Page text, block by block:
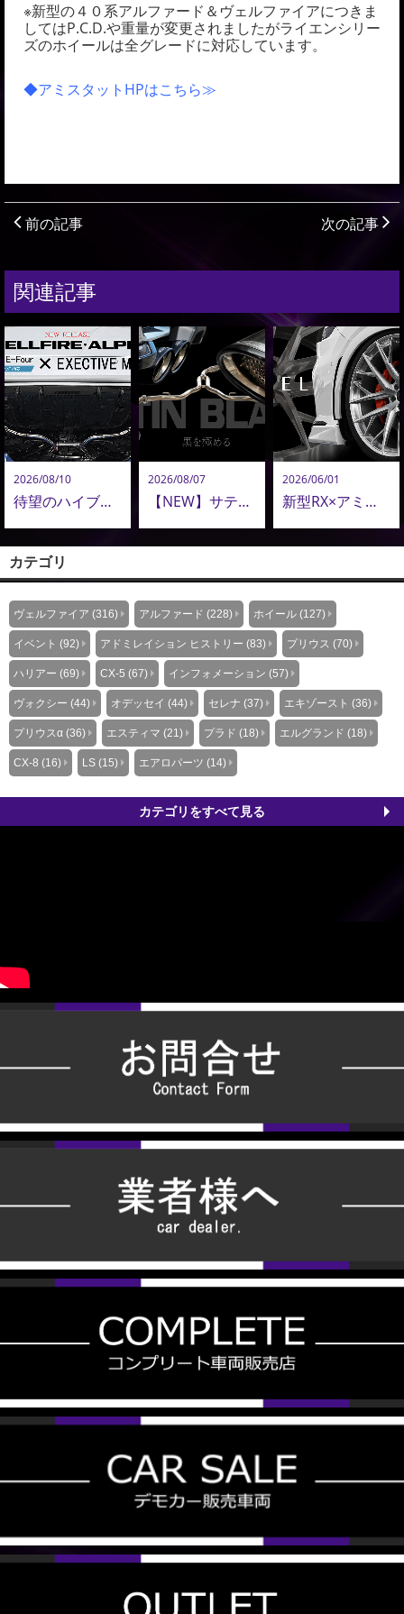
※新型の４０系アルファード＆ヴェルファイアにつきま
してはP.C.D.や重量が変更されましたがライエンシリー
ズのホイールは全グレードに対応しています。
◆アミスタットHPはこちら≫
前の記事 次の記事
関連記事
2026/08/10
待望のハイブリッドE-Four（4WD）対応！ 40系アルファード＆ヴェルファイア用 エグゼクティブマフラー発売
2026/08/07
【NEW】サテンブラックテール新登場｜美しさ・音質・品質を極めたアドミレイション エキゾーストシステムのこだわり
2026/06/01
新型RX×アミスタット新作24インチ鍛造ホイールが圧巻！新型アルヴェル・LM用22インチも追加決定！
カテゴリ
ヴェルファイア (316) アルファード (228) ホイール (127)
イベント (92) アドミレイション ヒストリー (83) プリウス (70)
ハリアー (69) CX-5 (67) インフォメーション (57)
ヴォクシー (44) オデッセイ (44) セレナ (37) エキゾースト (36)
プリウスα (36) エスティマ (21) プラド (18) エルグランド (18)
CX-8 (16) LS (15) エアロパーツ (14)
カテゴリをすべて見る